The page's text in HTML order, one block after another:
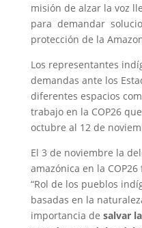
misión de alzar la voz
para demandar
protección de la
Los representantes
demandas ante los
diferentes espacios
trabajo en la COP26
octubre al 12 de
El 3 de noviembre la
amazónica en la
“Rol de los pueblos
basadas en la
importancia de salvar